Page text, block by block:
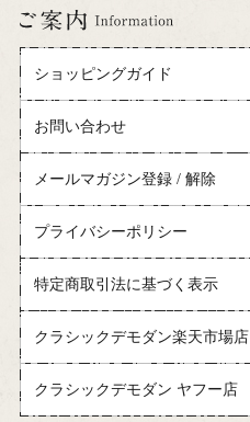
ショッピングガイド
お問い合わせ
メールマガジン登録 / 解除
プライバシーポリシー
特定商取引法に基づく表示
クラシックデモダン楽天市場店
クラシックデモダン ヤフー店